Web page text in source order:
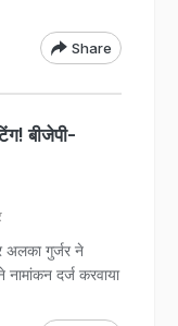
Share
बीजेपी-
अलका गुर्जर ने
दर्ज करवाया